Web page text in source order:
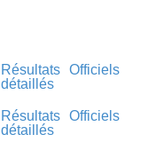
Résultats
détaillés
Officiels
Résultats
détaillés
Officiels